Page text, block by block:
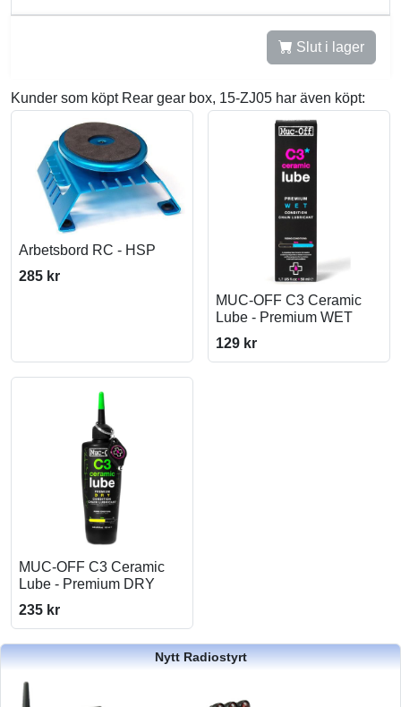
Slut i lager
Kunder som köpt Rear gear box, 15-ZJ05 har även köpt:
Arbetsbord RC - HSP
285 kr
MUC-OFF C3 Ceramic
Lube - Premium WET
129 kr
MUC-OFF C3 Ceramic
Lube - Premium DRY
235 kr
Nytt Radiostyrt